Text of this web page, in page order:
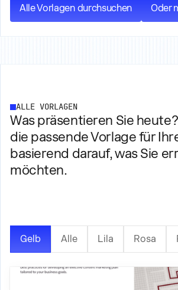
Alle Vorlagen durchsuchen
Oder
ALLE VORLAGEN
Was präsentieren Sie
die passende Vorlage für
basierend darauf, was Sie
möchten.
Gelb Alle Lila Rosa